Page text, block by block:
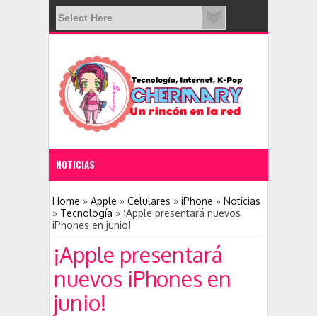
NOTICIAS
11:28 PM
Nace una nueva red social: Clubhouse
Home » Apple » Celulares » iPhone » Noticias
» Tecnología » ¡Apple presentará nuevos
iPhones en junio!
¡Apple presentará
nuevos iPhones en
junio!